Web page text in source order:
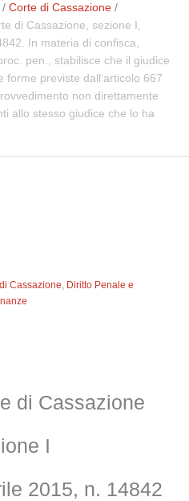
/Corte di Cassazione /
di Cassazione, sezione I,
In materia di confisca,
pen., stabilisce che il giudice
forme previste dall’articolo 667
non direttamente
allo stesso giudice che lo ha
Cassazione, Diritto Penale e
di Cassazione
I
2015, n. 14842